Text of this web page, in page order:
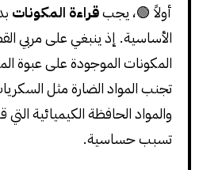
أولاً 🟢، يجبقراءة المكونات
الأساسية. إذ ينبغي على مربي
المكونات الموجودة على عبوة
تجنب المواد الضارة مثل
والمواد الحافظة الكيميائية
تسبب حساسية.